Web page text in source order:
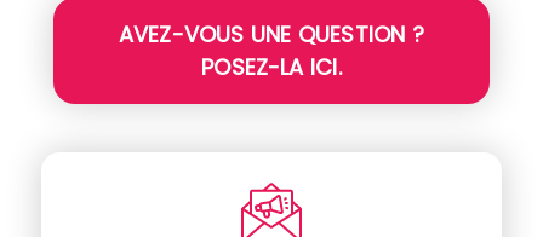
AVEZ-VOUS UNE QUESTION ?
POSEZ-LA ICI.